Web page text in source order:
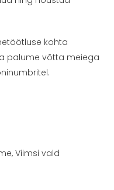
kohta
palume võtta meiega
Viimsi vald